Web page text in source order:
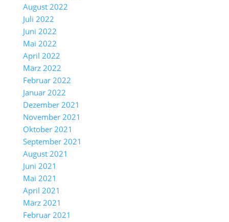
August 2022
Juli 2022
Juni 2022
Mai 2022
April 2022
März 2022
Februar 2022
Januar 2022
Dezember 2021
November 2021
Oktober 2021
September 2021
August 2021
Juni 2021
Mai 2021
April 2021
März 2021
Februar 2021